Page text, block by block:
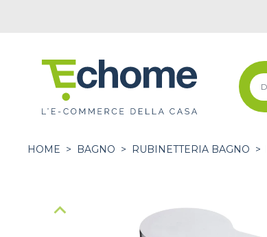
HOME > BAGNO > RUBINETTERIA BAGNO >